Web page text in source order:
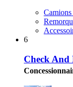
Camions
6
Check And